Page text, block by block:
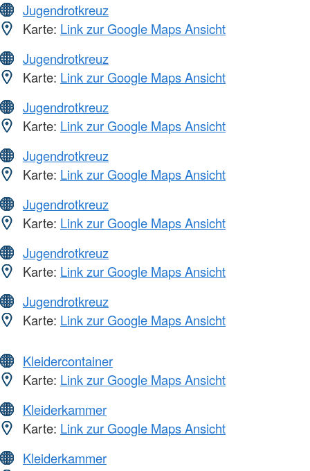
Jugendrotkreuz
Karte: Link zur Google Maps Ansicht
Jugendrotkreuz
Karte: Link zur Google Maps Ansicht
Jugendrotkreuz
Karte: Link zur Google Maps Ansicht
Jugendrotkreuz
Karte: Link zur Google Maps Ansicht
Jugendrotkreuz
Karte: Link zur Google Maps Ansicht
Jugendrotkreuz
Karte: Link zur Google Maps Ansicht
Jugendrotkreuz
Karte: Link zur Google Maps Ansicht
Kleidercontainer
Karte: Link zur Google Maps Ansicht
Kleiderkammer
Karte: Link zur Google Maps Ansicht
Kleiderkammer